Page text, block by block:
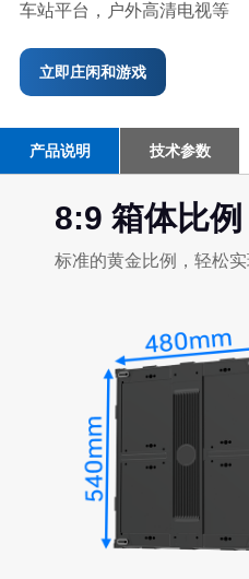
车站平台，户外高清电视等
立即庄闲和游戏
产品说明 技术参数
8:9 箱体比例
标准的黄金比例，轻松